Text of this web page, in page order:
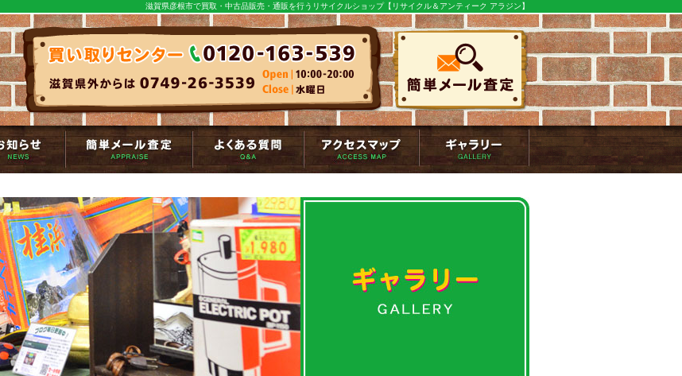
滋賀県彦根市で買取・中古品販売・通販を行うリサイクルショップ【リサイクル＆アンティーク アラジン】